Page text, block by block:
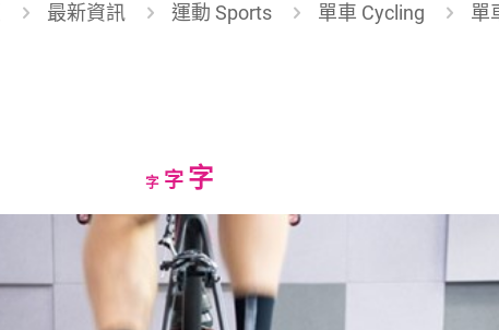
最新資訊 運動 Sports 單車 Cycling 單
字Decrease
size.
字Reset
size.
字Increase
font
size.